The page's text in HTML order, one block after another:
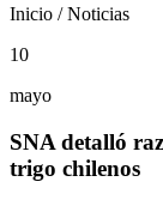
Inicio / Noticias
10
mayo
SNA detalló
trigo chilenos